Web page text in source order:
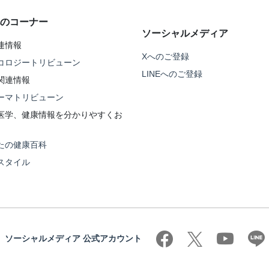
コーナー
情報
ロジートリビューン
連情報
マトリビューン
学、健康情報を分かりやすくお
の健康百科
タイル
ソーシャルメディア
Xへのご登録
LINEへのご登録
ソーシャルメディア 公式アカウント